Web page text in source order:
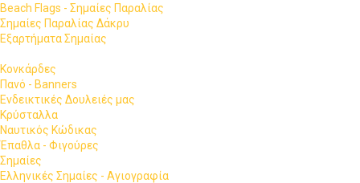
Beach Flags - Σημαίες Παραλίας
Σημαίες Παραλίας Δάκρυ
Εξαρτήματα Σημαίας
Κονκάρδες
Πανό - Banners
Ενδεικτικές Δουλειές μας
Κρύσταλλα
Ναυτικός Κώδικας
Έπαθλα - Φιγούρες
Σημαίες
Ελληνικές Σημαίες - Αγιογραφία